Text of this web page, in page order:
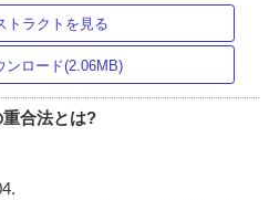
トラクトを見る
ンロード(2.06MB)
合法とは?